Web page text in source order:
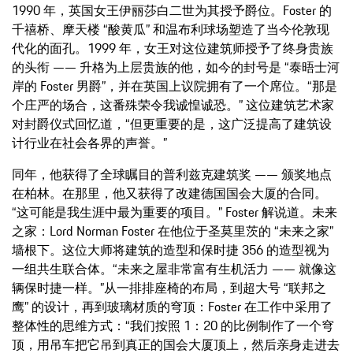
1990 年，英国女王伊丽莎白二世为其授予爵位。Foster 的
千禧桥、摩天楼 “酸黄瓜” 和温布利球场塑造了当今伦敦现
代化的面孔。1999 年，女王对这位建筑师授予了终身贵族
的头衔 —— 升格为上层贵族的他，如今的封号是 “泰晤士河
岸的 Foster 男爵”，并在英国上议院拥有了一个席位。“那是
个庄严的场合，这番殊荣令我诚惶诚恐。” 这位建筑艺术家
对封爵仪式回忆道，“但更重要的是，这广泛提高了建筑设
计行业在社会各界的声誉。”
同年，他获得了全球瞩目的普利兹克建筑奖 —— 颁奖地点
在柏林。在那里，他又获得了改建德国国会大厦的合同。
“这可能是我生涯中最为重要的项目。” Foster 解说道。未来
之家：Lord Norman Foster 在他位于圣莫里茨的 “未来之家”
墙根下。这位大师将建筑的造型和保时捷 356 的造型视为
一组共生联合体。“未来之屋非常富有生机活力 —— 就像这
辆保时捷一样。”从一排排座椅的布局，到超大号 “联邦之
鹰” 的设计，再到玻璃材质的穹顶：Foster 在工作中采用了
整体性的思维方式：“我们按照 1：20 的比例制作了一个穹
顶，用吊车把它吊到真正的国会大厦顶上，然后亲身走进去